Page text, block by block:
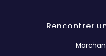
Rencontrer